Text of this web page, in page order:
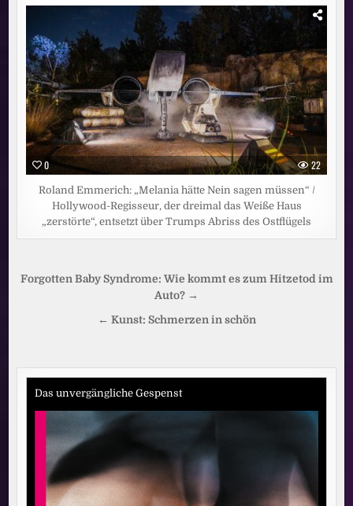
0 22
Roland Emmerich: „Melania hätte Nein sagen müssen“ /
Hollywood-Regisseur, der dreimal das Weiße Haus
„zerstörte“, entsetzt über Trumps Abriss des Ostflügels
Beitragsnavigation
Forgotten Baby Syndrome: Wie kommt es zum Hitzetod im
Auto? →
← Kunst: Schmerzen in schön
Das unvergängliche Gespenst